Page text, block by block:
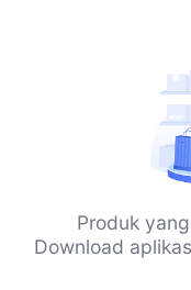
Produk
Download